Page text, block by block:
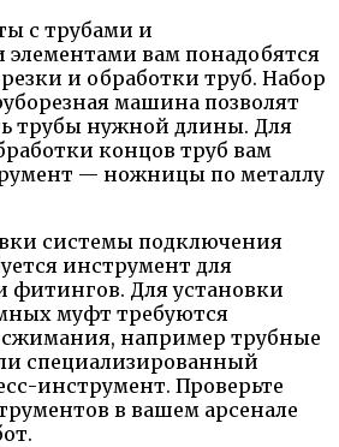
с трубами и
вам понадобятся
и обработки труб. Набор
машина позволят
трубы нужной длины. Для
концов труб вам
— ножницы по металлу
системы подключения
инструмент для
фитингов. Для установки
муфт требуются
например трубные
специализированный
инструмент. Проверьте
в вашем арсенале